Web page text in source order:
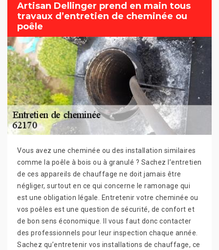
Artisan Dellinger prend en main tous
travaux d’entretien de cheminée ou
poêle
Vous avez une cheminée ou des installation similaires
comme la poêle à bois ou à granulé ? Sachez l’entretien
de ces appareils de chauffage ne doit jamais être
négliger, surtout en ce qui concerne le ramonage qui
est une obligation légale. Entretenir votre cheminée ou
vos poêles est une question de sécurité, de confort et
de bon sens économique. Il vous faut donc contacter
des professionnels pour leur inspection chaque année.
Sachez qu’entretenir vos installations de chauffage, ce